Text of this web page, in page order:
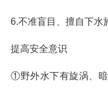
6.不准盲目、擅自下水
提高安全意识
①野外水下有旋涡、